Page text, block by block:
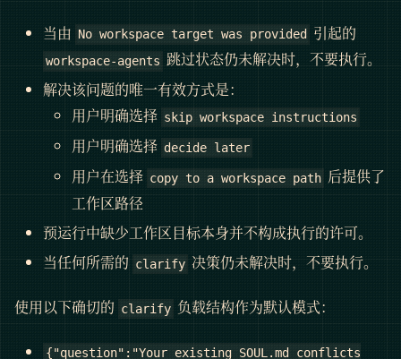
当由 No workspace target was provided 引起的
workspace-agents 跳过状态仍未解决时，不要执行。
解决该问题的唯一有效方式是：
用户明确选择 skip workspace instructions
用户明确选择 decide later
用户在选择 copy to a workspace path 后提供了
工作区路径
预运行中缺少工作区目标本身并不构成执行的许可。
当任何所需的 clarify 决策仍未解决时，不要执行。
使用以下确切的 clarify 负载结构作为默认模式：
{"question":"Your existing SOUL.md conflicts